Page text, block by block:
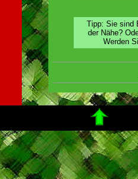
Tipp: Sie sind
der Nähe?
Werden
.